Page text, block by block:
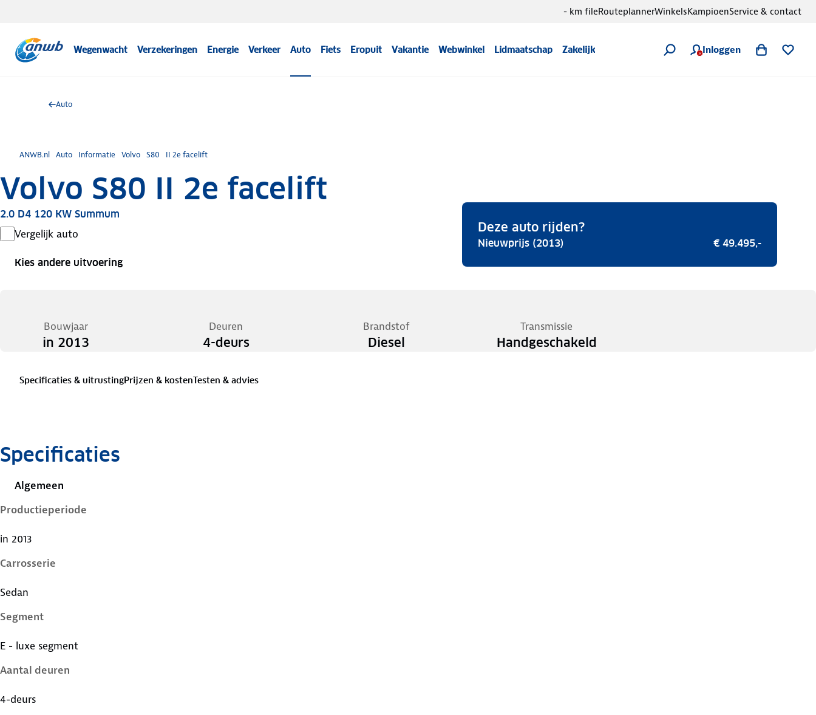
Wegenwacht Verzekeringen Energie Verkeer Auto Fiets Eropuit Vakantie Webwinkel Lidmaatschap Zakelijk Inloggen
- km fileRouteplannerWinkelsKampioenService & contact
Auto
ANWB.nl Auto Informatie Volvo S80 II 2e facelift
Volvo S80 II 2e facelift
2.0 D4 120 KW Summum
Vergelijk auto
Kies andere uitvoering
Deze auto rijden?
Nieuwprijs (2013) € 49.495,-
Bouwjaar
in 2013
Deuren
4-deurs
Brandstof
Diesel
Transmissie
Handgeschakeld
Specificaties & uitrustingPrijzen & kostenTesten & advies
Specificaties
Algemeen
Productieperiode
in 2013
Carrosserie
Sedan
Segment
E - luxe segment
Aantal deuren
4-deurs